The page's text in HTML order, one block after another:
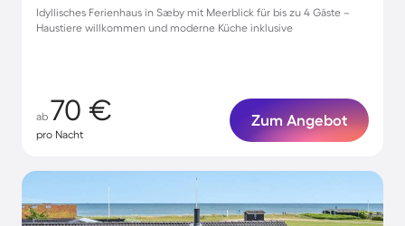
Idyllisches Ferienhaus in Sæby mit Meerblick für bis zu 4 Gäste –
Haustiere willkommen und moderne Küche inklusive
ab 70 €
pro Nacht
Zum Angebot